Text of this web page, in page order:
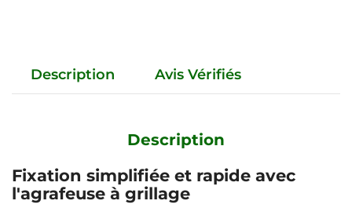
Description Avis Vérifiés
Description
Fixation simplifiée et rapide avec
l'agrafeuse à grillage